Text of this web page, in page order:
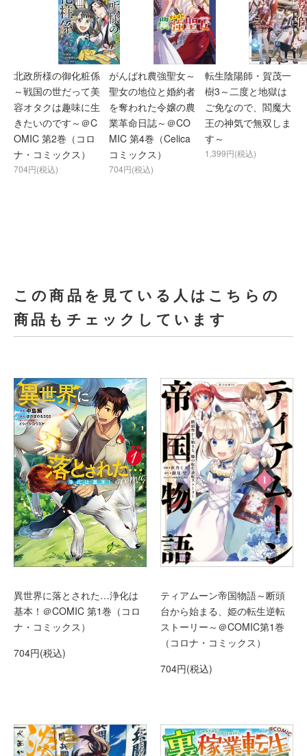
北政所様の御化粧係
～戦国の世だって美
容オタクは趣味に生
きたいのです～＠C
OMIC 第2巻（コロ
ナ・コミックス）
704円(税込)
がんばれ農強聖女～
聖女の地位と婚約者
を奪われた令嬢の農
業革命日誌～＠CO
MIC 第4巻（Celica
コミックス）
704円(税込)
転生陰陽師・賀茂一
樹3～二度と地獄は
ご免なので、閻魔大
王の神気で無双しま
す～
1,399円(税込)
この商品を見ている人はこちらの
商品もチェックしています
異世界に落とされた…浄化は
基本！＠COMIC 第1巻（コロ
ナ・コミックス）
704円(税込)
ティアムーン帝国物語～断頭
台から始まる、姫の転生逆転
ストーリー～＠COMIC第1巻
（コロナ・コミックス）
704円(税込)